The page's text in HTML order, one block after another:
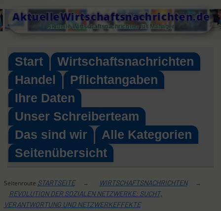
Skip
to AktuelleWirtschaftsnachrichten.de
Aktuelle Wirtschaftsnachrichten für Manager
Start
Wirtschaftsnachrichten
Handel
Pflichtangaben
Ihre Daten
Unser Schreiberteam
Das sind wir
Alle Kategorien
Seitenübersicht
Seitenroute STARTSEITE → WIRTSCHAFTSNACHRICHTEN →
REVOLUTION DER SOZIALEN NETZWERKE: SUCHT,
VERANTWORTUNG UND NETZWERKEFFEKTE